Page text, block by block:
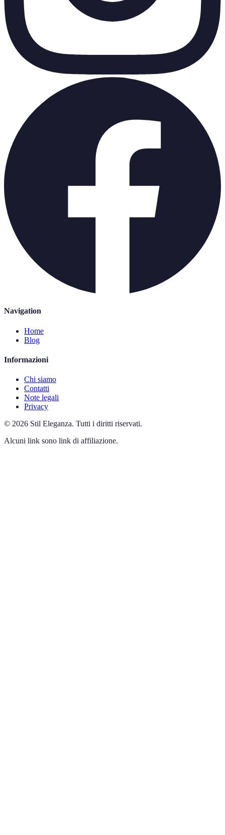
Navigation
Home
Blog
Informazioni
Chi siamo
Contatti
Note legali
Privacy
© 2026 Stil Eleganza. Tutti i diritti riservati.
Alcuni link sono link di affiliazione.